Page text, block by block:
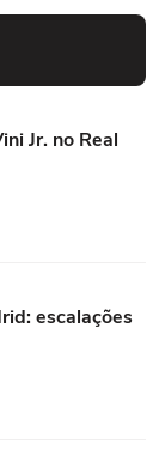
Jr. no Real
escalações